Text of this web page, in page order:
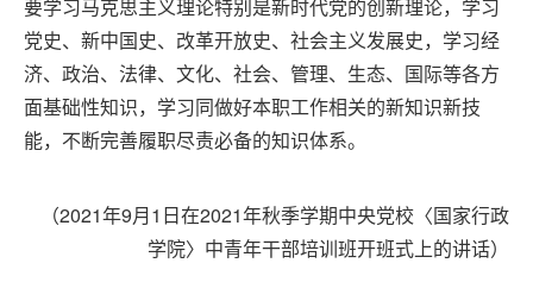
要学习马克思主义理论特别是新时代党的创新理论，学习
党史、新中国史、改革开放史、社会主义发展史，学习经
济、政治、法律、文化、社会、管理、生态、国际等各方
面基础性知识，学习同做好本职工作相关的新知识新技
能，不断完善履职尽责必备的知识体系。
（2021年9月1日在2021年秋季学期中央党校〈国家行政
学院〉中青年干部培训班开班式上的讲话）